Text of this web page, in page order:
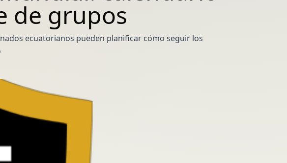
de grupos
ecuatorianos pueden planificar cómo seguir los